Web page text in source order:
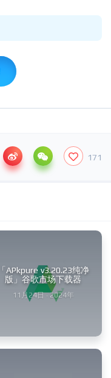
171
「APkpure v3.20.23纯净
版」谷歌市场下载器
11月24日 · 2024年